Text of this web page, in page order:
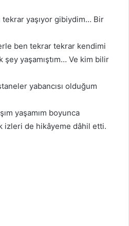
tekrar yaşıyor gibiydim… Bir
ben tekrar tekrar kendimi
yaşamıştım… Ve kim bilir
yabancısı olduğum
yaşamım boyunca
izleri de hikâyeme dâhil etti.